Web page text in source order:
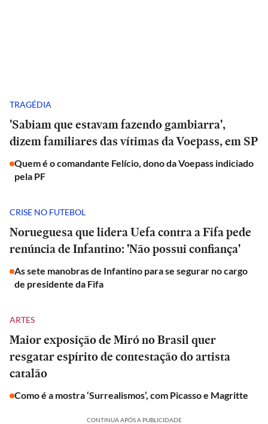
TRAGÉDIA
'Sabiam que estavam fazendo gambiarra',
dizem familiares das vítimas da Voepass, em SP
Quem é o comandante Felício, dono da Voepass indiciado
pela PF
CRISE NO FUTEBOL
Norueguesa que lidera Uefa contra a Fifa pede
renúncia de Infantino: 'Não possui confiança'
As sete manobras de Infantino para se segurar no cargo
de presidente da Fifa
ARTES
Maior exposição de Miró no Brasil quer
resgatar espírito de contestação do artista
catalão
Como é a mostra ‘Surrealismos’, com Picasso e Magritte
CONTINUA APÓS A PUBLICIDADE